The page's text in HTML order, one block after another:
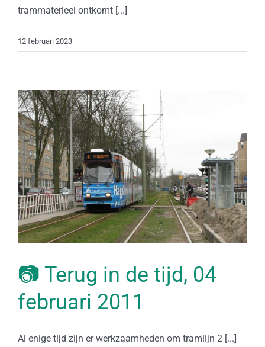
trammaterieel ontkomt [...]
12 februari 2023
📷 Terug in de tijd, 04
februari 2011
Al enige tijd zijn er werkzaamheden om tramlijn 2 [...]